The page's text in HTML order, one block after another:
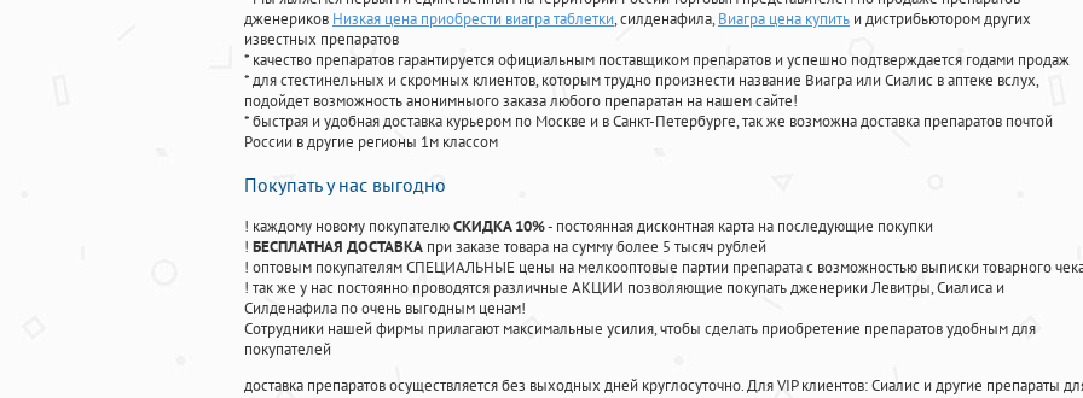
дженериков Низкая цена приобрести виагра таблетки, силденафила, Виагра цена купить и дистрибьютором других
известных препаратов
* качество препаратов гарантируется официальным поставщиком препаратов и успешно подтверждается годами продаж
* для стестинельных и скромных клиентов, которым трудно произнести название Виагра или Сиалис в аптеке вслух,
подойдет возможность анонимныого заказа любого препаратан на нашем сайте!
* быстрая и удобная доставка курьером по Москве и в Санкт-Петербурге, так же возможна доставка препаратов почтой
России в другие регионы 1м классом
Покупать у нас выгодно
! каждому новому покупателюСКИДКА 10%- постоянная дисконтная карта на последующие покупки
! БЕСПЛАТНАЯ ДОСТАВКА при заказе товара на сумму более 5 тысяч рублей
! оптовым покупателям СПЕЦИАЛЬНЫЕ цены на мелкооптовые партии препарата с возможностью выписки товарного
! так же у нас постоянно проводятся различные АКЦИИ позволяющие покупать дженерики Левитры, Сиалиса и
Силденафила по очень выгодным ценам!
Cотрудники нашей фирмы прилагают максимальные усилия, чтобы сделать приобретение препаратов удобным для
покупателей
доставка препаратов осуществляется без выходных дней круглосуточно. Для VIP клиентов: Сиалис и другие препараты